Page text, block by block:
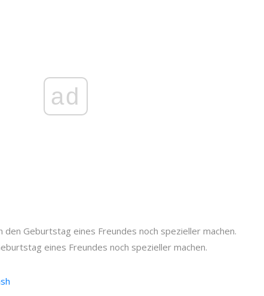
ad
eines Freundes noch spezieller machen.